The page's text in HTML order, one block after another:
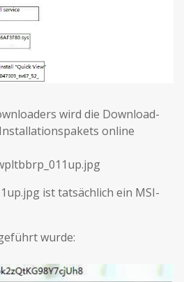
wird die Download-
online
ist tatsächlich ein MSI-
wurde: